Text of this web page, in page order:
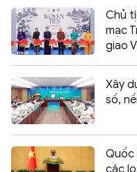
Chủ
mạc
giao
Xây
số,
Quốc
các